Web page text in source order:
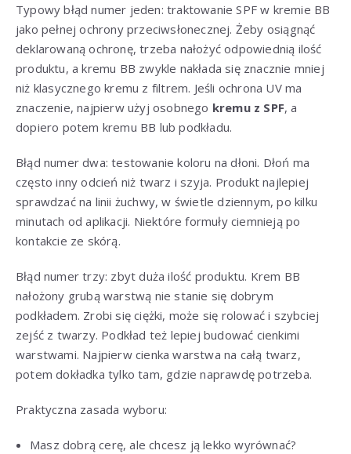
Typowy błąd numer jeden: traktowanie SPF w kremie BB
jako pełnej ochrony przeciwsłonecznej. Żeby osiągnąć
deklarowaną ochronę, trzeba nałożyć odpowiednią ilość
produktu, a kremu BB zwykle nakłada się znacznie mniej
niż klasycznego kremu z filtrem. Jeśli ochrona UV ma
znaczenie, najpierw użyj osobnego kremu z SPF, a
dopiero potem kremu BB lub podkładu.
Błąd numer dwa: testowanie koloru na dłoni. Dłoń ma
często inny odcień niż twarz i szyja. Produkt najlepiej
sprawdzać na linii żuchwy, w świetle dziennym, po kilku
minutach od aplikacji. Niektóre formuły ciemnieją po
kontakcie ze skórą.
Błąd numer trzy: zbyt duża ilość produktu. Krem BB
nałożony grubą warstwą nie stanie się dobrym
podkładem. Zrobi się ciężki, może się rolować i szybciej
zejść z twarzy. Podkład też lepiej budować cienkimi
warstwami. Najpierw cienka warstwa na całą twarz,
potem dokładka tylko tam, gdzie naprawdę potrzeba.
Praktyczna zasada wyboru:
Masz dobrą cerę, ale chcesz ją lekko wyrównać?